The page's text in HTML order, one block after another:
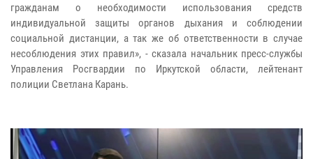
гражданам о необходимости использования средств
индивидуальной защиты органов дыхания и соблюдении
социальной дистанции, а так же об ответственности в случае
несоблюдения этих правил», - сказала начальник пресс-службы
Управления Росгвардии по Иркутской области, лейтенант
полиции Светлана Карань.